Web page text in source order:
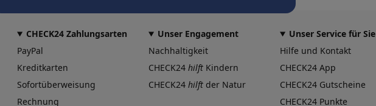
CHECK24 Zahlungsarten
PayPal
Kreditkarten
Sofortüberweisung
Rechnung
Unser Engagement
Nachhaltigkeit
CHECK24 hilft Kindern
CHECK24 hilft der Natur
Unser Service für Sie
Hilfe und Kontakt
CHECK24 App
CHECK24 Gutscheine
CHECK24 Punkte